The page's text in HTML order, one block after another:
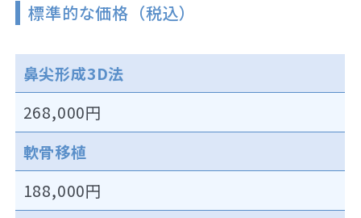
標準的な価格（税込）
鼻尖形成3D法
268,000円
軟骨移植
188,000円